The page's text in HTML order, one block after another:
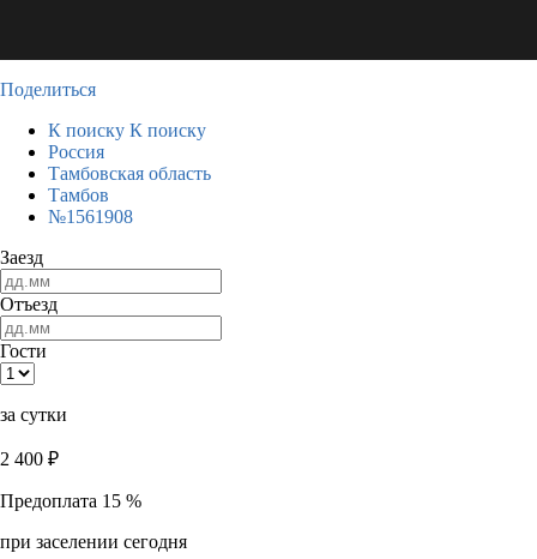
Поделиться
К поиску К поиску
Россия
Тамбовская область
Тамбов
№1561908
Заезд
Отъезд
Гости
за сутки
2 400 ₽
Предоплата 15 %
при заселении сегодня